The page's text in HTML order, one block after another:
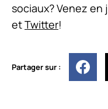
sociaux? Venez en
etTwitter!
Partager sur :